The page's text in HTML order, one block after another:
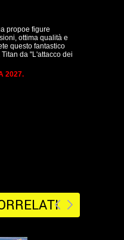
propoe figure
ottima qualità e
questo fantastico
da "L'attacco dei
2027.